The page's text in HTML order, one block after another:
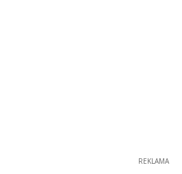
REKLAMA